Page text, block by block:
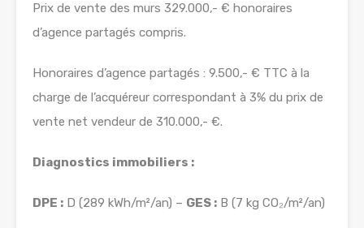
Prix de vente des murs 329.000,- € honoraires
d’agence partagés compris.
Honoraires d’agence partagés : 9.500,- € TTC à la
charge de l’acquéreur correspondant à 3% du prix de
vente net vendeur de 310.000,- €.
Diagnostics immobiliers :
DPE : D (289 kWh/m²/an) – GES : B (7 kg CO₂/m²/an)